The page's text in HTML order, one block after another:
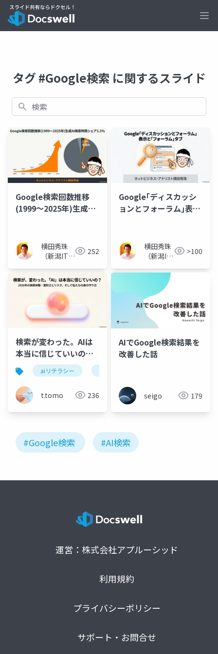
タグ #Google検索 に関するスライド
検索
Google検索回数推移
(1999〜2025年)生成AI
横田秀珠
（新潟ITコ
252
Google｢ディスカッシ
ョンとフォーラム｣表示
横田秀珠
（新潟IT
タント）
>100
検索が変わった。AIは
本当に信じていいの？
2026年の検索体験とリ
スク
aiリテラシー
t.tomo 236
AIでGoogle検索結果を
改善した話
seigo 179
#Google検索 #AI検索
運営：株式会社アプルーシッド
利用規約
プライバシーポリシー
サポート・お問合せ